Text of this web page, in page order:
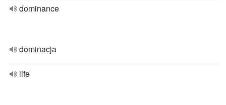
dominance
dominacja
life